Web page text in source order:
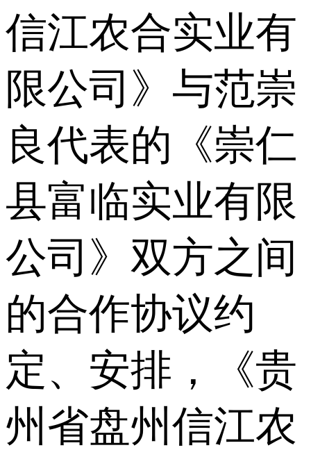
信江农合实业有
限公司》与范崇
良代表的《崇仁
县富临实业有限
公司》双方之间
的合作协议约
定、安排，《贵
州省盘州信江农